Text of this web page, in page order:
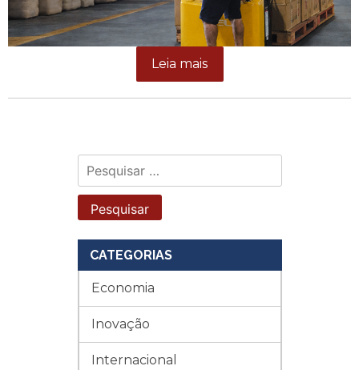
Pesquisar
por:
CATEGORIAS
Economia
Inovação
Internacional
Leia mais